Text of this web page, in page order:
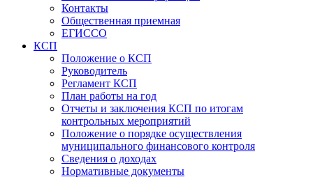
Контакты
Общественная приемная
ЕГИССО
КСП
Положение о КСП
Руководитель
Регламент КСП
План работы на год
Отчеты и заключения КСП по итогам
контрольных мероприятий
Положение о порядке осуществления
муниципального финансового контроля
Сведения о доходах
Нормативные документы